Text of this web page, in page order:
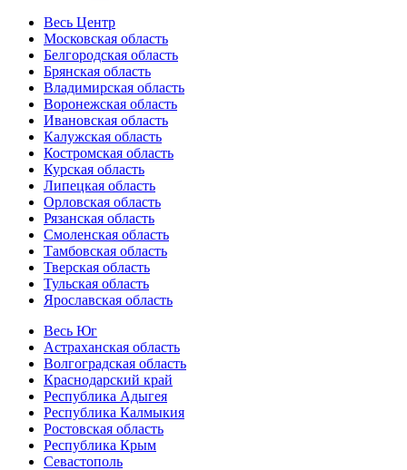
Весь Центр
Московская область
Белгородская область
Брянская область
Владимирская область
Воронежская область
Ивановская область
Калужская область
Костромская область
Курская область
Липецкая область
Орловская область
Рязанская область
Смоленская область
Тамбовская область
Тверская область
Тульская область
Ярославская область
Весь Юг
Астраханская область
Волгоградская область
Краснодарский край
Республика Адыгея
Республика Калмыкия
Ростовская область
Республика Крым
Севастополь